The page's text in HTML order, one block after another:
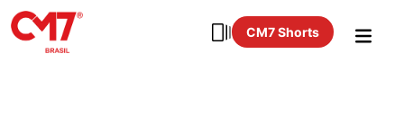
CM7 Shorts